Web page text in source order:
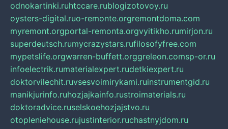
odnokartinki.ruhtccare.rublogizotovoy.ru
oysters-digital.ruo-remonte.orgremontdoma.com
myremont.orgportal-remonta.orgvyitikho.rumirjon.ru
superdeutsch.rumycrazystars.rufilosofyfree.com
mypetslife.orgwarren-buffett.orggreleon.comsp-or.ru
infoelectrik.rumaterialexpert.rudetkiexpert.ru
doktorvilechit.ruvsesvoimirykami.ruinstrumentgid.ru
manikjurinfo.ruhozjajkainfo.rustroimaterials.ru
doktoradvice.ruselskoehozjajstvo.ru
otopleniehouse.rujustinterior.ruchastnyjdom.ru